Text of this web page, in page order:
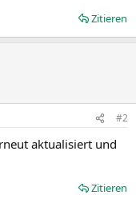
Zitieren
#2
aktualisiert und
Zitieren